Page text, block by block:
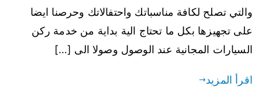
والتي تصلح لكافة مناسباتك واحتفالاتك وحرصنا ايضا
على تجهيزها بكل ما تحتاج الية بداية من خدمة ركن
السيارات المجانية عند الوصول وصولا الى […]
اقرأ المزيد